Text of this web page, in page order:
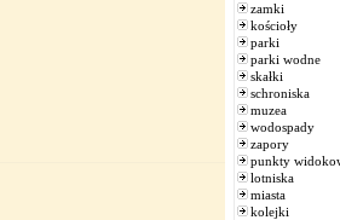
zamki
kościoły
parki
parki wodne
skałki
schroniska
muzea
wodospady
zapory
punkty
lotniska
miasta
kolejki